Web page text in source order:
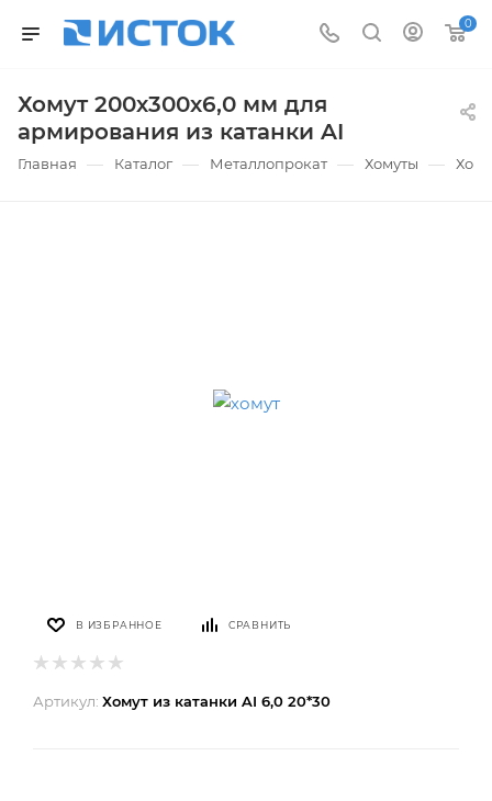
0
Хомут 200х300х6,0 мм для
армирования из катанки AI
Главная — Каталог — Металлопрокат — Хомуты —
В ИЗБРАННОЕ СРАВНИТЬ
Артикул: Хомут из катанки AI 6,0 20*30